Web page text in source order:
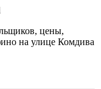
цены,
на улице Комдива